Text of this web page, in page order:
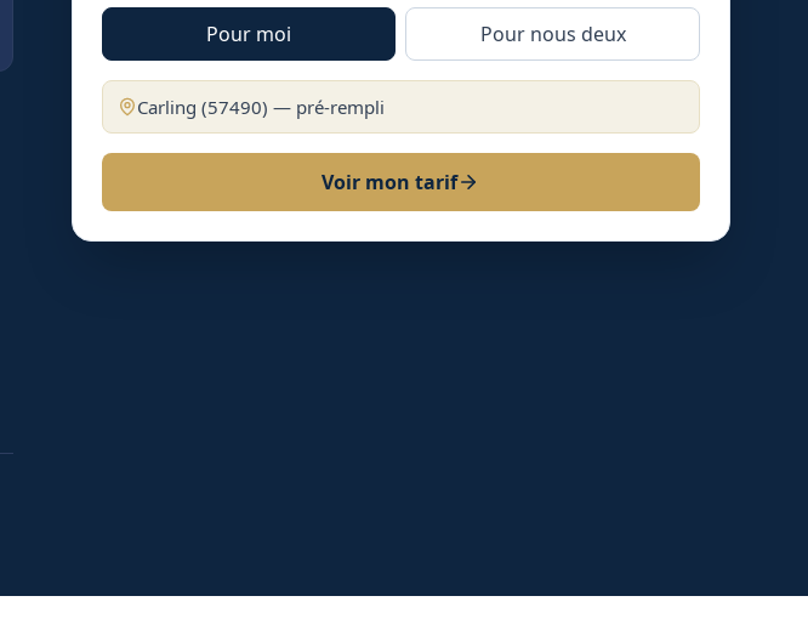
Pour moi Pour nous deux
Carling (57490) — pré-rempli
Voir mon tarif